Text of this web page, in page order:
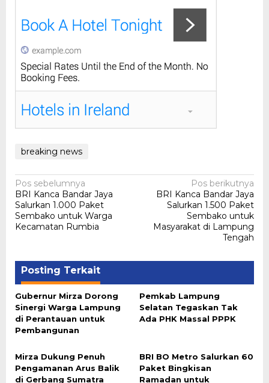
breaking news
Navigasi
pos
Pos sebelumnya
BRI Kanca Bandar Jaya
Salurkan 1.000 Paket
Sembako untuk Warga
Kecamatan Rumbia
Pos berikutnya
BRI Kanca Bandar Jaya
Salurkan 1.500 Paket
Sembako untuk
Masyarakat di Lampung
Tengah
Posting Terkait
Gubernur Mirza Dorong
Sinergi Warga Lampung
di Perantauan untuk
Pembangunan
Pemkab Lampung
Selatan Tegaskan Tak
Ada PHK Massal PPPK
Mirza Dukung Penuh
Pengamanan Arus Balik
di Gerbang Sumatra
BRI BO Metro Salurkan 60
Paket Bingkisan
Ramadan untuk